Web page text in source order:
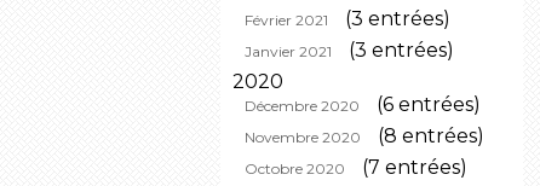
Février 2021 (3 entrées)
Janvier 2021
(3 entrées)
2020
Décembre 2020 (6 entrées)
Novembre 2020 (8 entrées)
Octobre 2020 (7 entrées)